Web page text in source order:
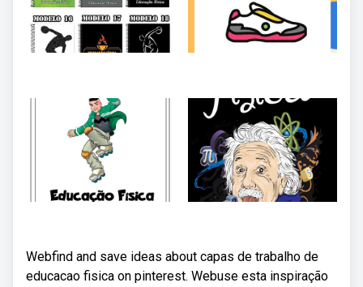
Webfind and save ideas about capas de trabalho de
educacao fisica on pinterest. Webuse esta inspiração